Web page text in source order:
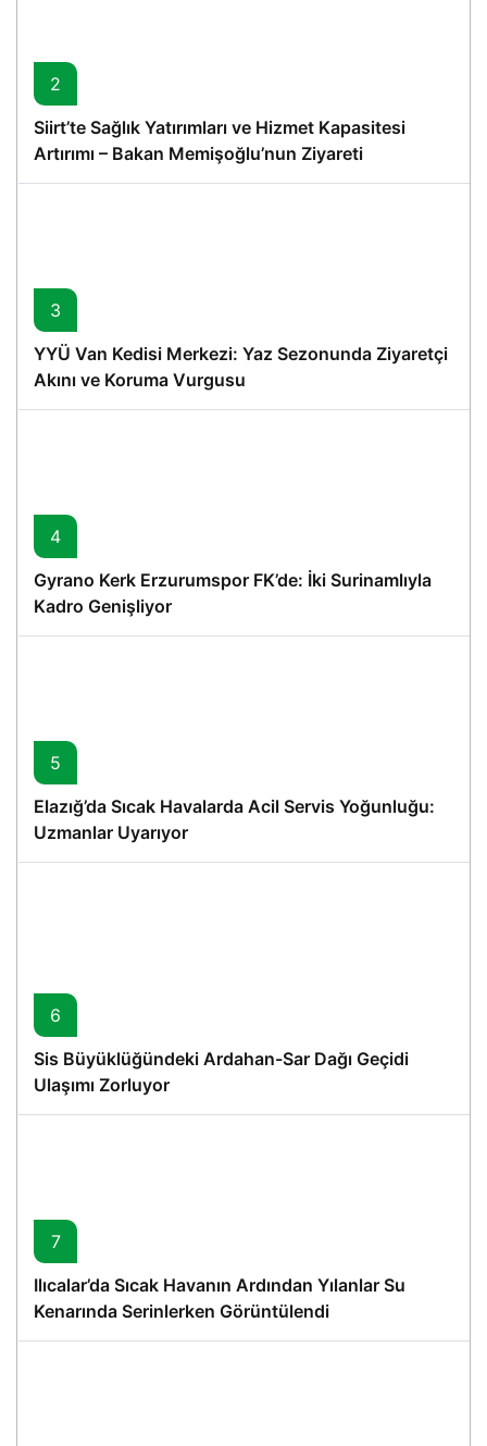
2
Siirt’te Sağlık Yatırımları ve Hizmet Kapasitesi
Artırımı – Bakan Memişoğlu’nun Ziyareti
3
YYÜ Van Kedisi Merkezi: Yaz Sezonunda Ziyaretçi
Akını ve Koruma Vurgusu
4
Gyrano Kerk Erzurumspor FK’de: İki Surinamlıyla
Kadro Genişliyor
5
Elazığ’da Sıcak Havalarda Acil Servis Yoğunluğu:
Uzmanlar Uyarıyor
6
Sis Büyüklüğündeki Ardahan-Sar Dağı Geçidi
Ulaşımı Zorluyor
7
Ilıcalar’da Sıcak Havanın Ardından Yılanlar Su
Kenarında Serinlerken Görüntülendi